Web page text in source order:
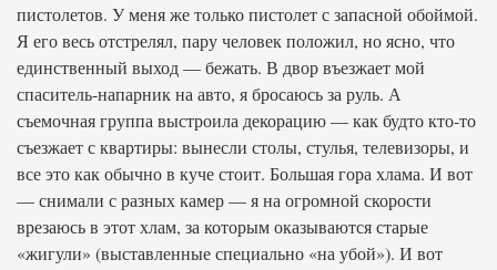
пистолетов. У меня же только пистолет с запасной обоймой.
Я его весь отстрелял, пару человек положил, но ясно, что
единственный выход — бежать. В двор въезжает мой
спаситель-напарник на авто, я бросаюсь за руль. А
съемочная группа выстроила декорацию — как будто кто-то
съезжает с квартиры: вынесли столы, стулья, телевизоры, и
все это как обычно в куче стоит. Большая гора хлама. И вот
— снимали с разных камер — я на огромной скорости
врезаюсь в этот хлам, за которым оказываются старые
«жигули» (выставленные специально «на убой»). И вот